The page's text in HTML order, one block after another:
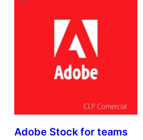
Adobe Stock for teams